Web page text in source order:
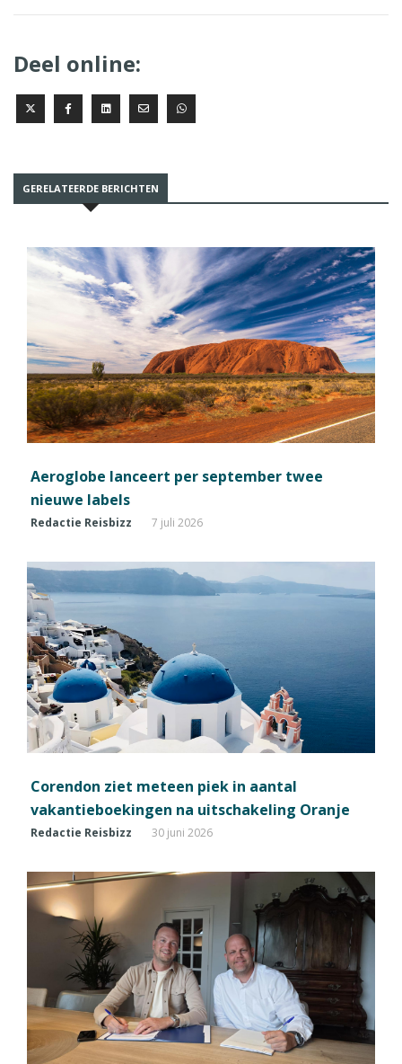
Deel online:
GERELATEERDE BERICHTEN
Aeroglobe lanceert per september twee
nieuwe labels
Redactie Reisbizz 7 juli 2026
Corendon ziet meteen piek in aantal
vakantieboekingen na uitschakeling Oranje
Redactie Reisbizz 30 juni 2026